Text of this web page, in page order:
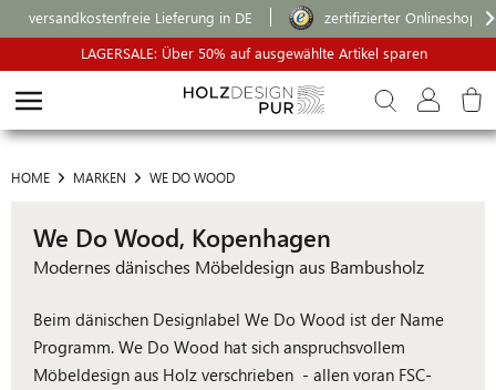
versandkostenfreie Lieferung in DE
zertifizierter Onlineshop
LAGERSALE: Über 50% auf ausgewählte Artikel sparen
HOME MARKEN WE DO WOOD
We Do Wood, Kopenhagen
Modernes dänisches Möbeldesign aus Bambusholz
Beim dänischen Designlabel We Do Wood ist der Name
Programm. We Do Wood hat sich anspruchsvollem
Möbeldesign aus Holz verschrieben - allen voran FSC-